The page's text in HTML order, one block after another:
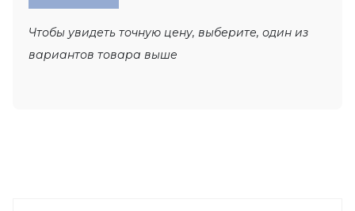
Чтобы увидеть точную цену, выберите, один из
вариантов товара выше